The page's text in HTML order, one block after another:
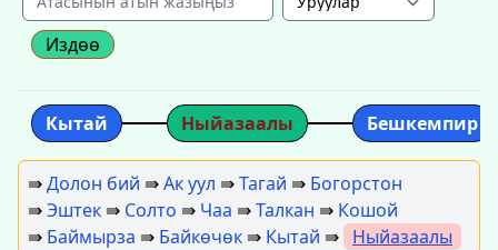
Издөө
Кытай Ныйазаалы Бешкемпир
⇛Долон бий ⇛Ак уул ⇛Тагай ⇛ Богорстон
⇛Эштек ⇛ Солто ⇛ Чаа ⇛Талкан ⇛ Кошой
⇛ Баймырза ⇛ Байкөчөк ⇛ Кытай ⇛ Ныйазаалы